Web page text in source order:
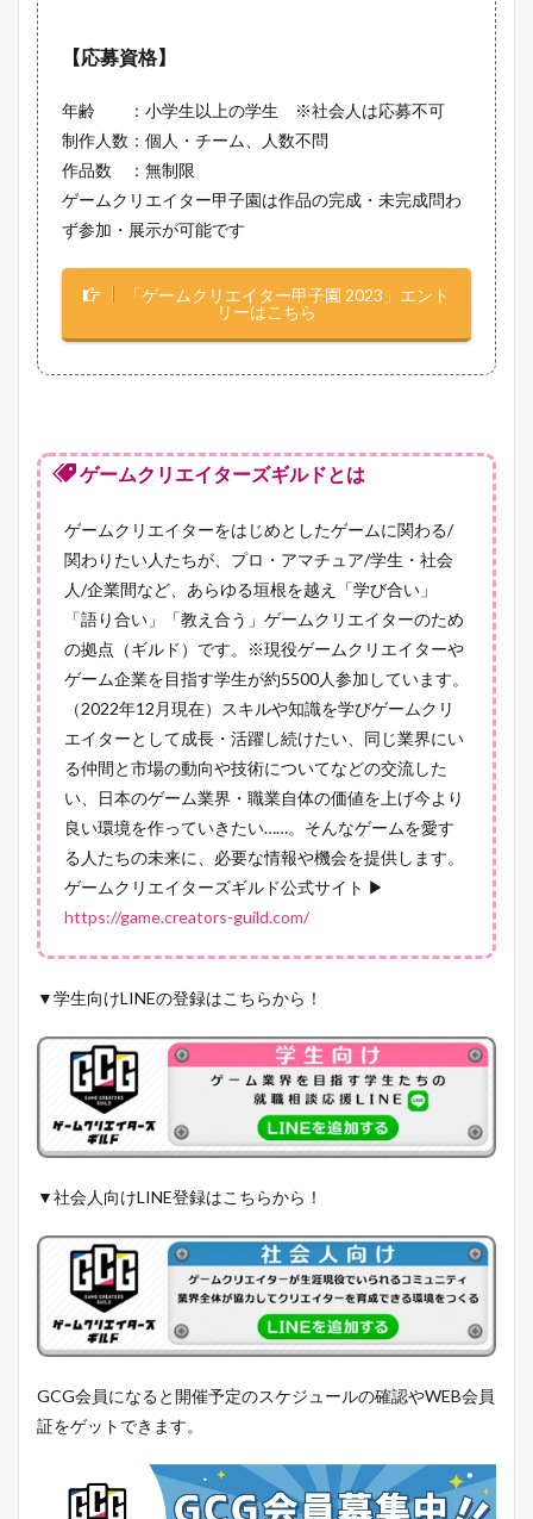
【応募資格】
年齢 ：小学生以上の学生 ※社会人は応募不可
制作人数：個人・チーム、人数不問
作品数 ：無制限
ゲームクリエイター甲子園は作品の完成・未完成問わ
ず参加・展示が可能です
「ゲームクリエイター甲子園 2023」エント
リーはこちら
ゲームクリエイターズギルドとは
ゲームクリエイターをはじめとしたゲームに関わる/
関わりたい人たちが、プロ・アマチュア/学生・社会
人/企業間など、あらゆる垣根を越え「学び合い」
「語り合い」「教え合う」ゲームクリエイターのため
の拠点（ギルド）です。※現役ゲームクリエイターや
ゲーム企業を目指す学生が約5500人参加しています。
（2022年12月現在）スキルや知識を学びゲームクリ
エイターとして成長・活躍し続けたい、同じ業界にい
る仲間と市場の動向や技術についてなどの交流した
い、日本のゲーム業界・職業自体の価値を上げ今より
良い環境を作っていきたい……。そんなゲームを愛す
る人たちの未来に、必要な情報や機会を提供します。
ゲームクリエイターズギルド公式サイト ▶
https://game.creators-guild.com/
▼学生向けLINEの登録はこちらから！
▼社会人向けLINE登録はこちらから！
GCG会員になると開催予定のスケジュールの確認やWEB会員
証をゲットできます。